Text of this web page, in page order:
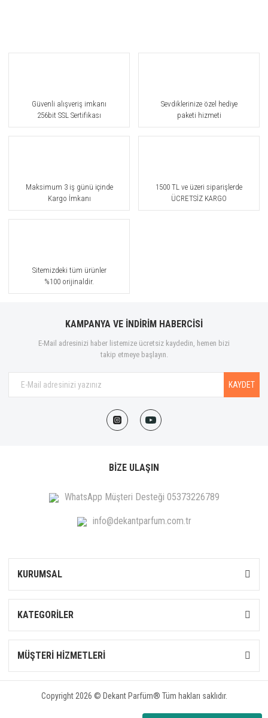
Güvenli alışveriş imkanı
256bit SSL Sertifikası
Sevdiklerinize özel hediye
paketi hizmeti
Maksimum 3 iş günü içinde
Kargo İmkanı
1500 TL ve üzeri siparişlerde
ÜCRETSİZ KARGO
Sitemizdeki tüm ürünler
%100 orijinaldir.
KAMPANYA VE İNDİRİM HABERCİSİ
E-Mail adresinizi haber listemize ücretsiz kaydedin, hemen bizi
takip etmeye başlayın.
KAYDET
BİZE ULAŞIN
WhatsApp Müşteri Desteği 05373226789
info@dekantparfum.com.tr
KURUMSAL
KATEGORİLER
MÜŞTERİ HİZMETLERİ
Copyright 2026 © Dekant Parfüm® Tüm hakları saklıdır.